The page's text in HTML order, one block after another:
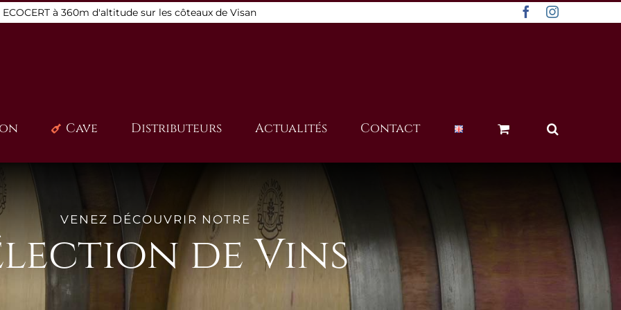
à 360m d'altitude sur les côteaux de Visan FacebookInstagram
Cave Distributeurs Actualités Contact
VENEZ DÉCOUVRIR NOTRE
de Vins